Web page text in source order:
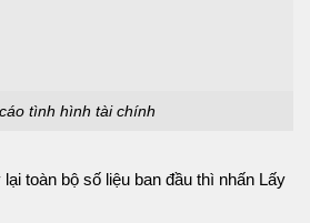
tình hình tài chính
toàn bộ số liệu ban đầu thì nhấn Lấy